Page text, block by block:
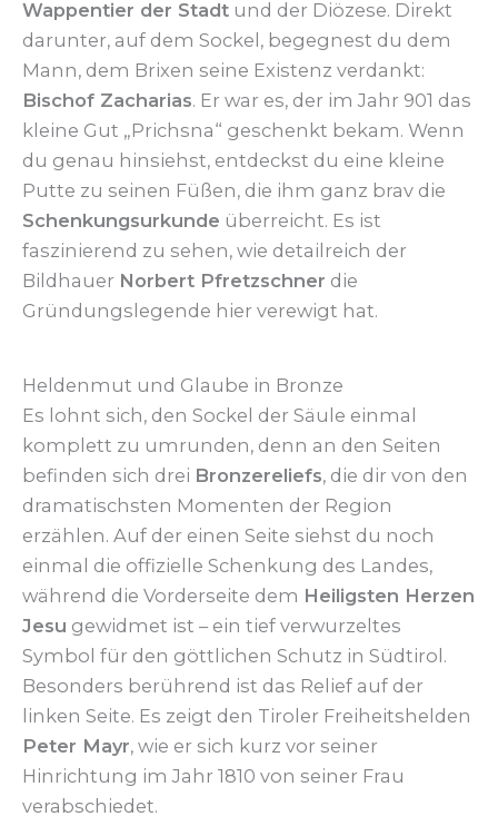
Wappentier der Stadt und der Diözese. Direkt
darunter, auf dem Sockel, begegnest du dem
Mann, dem Brixen seine Existenz verdankt:
Bischof Zacharias. Er war es, der im Jahr 901 das
kleine Gut „Prichsna“ geschenkt bekam. Wenn
du genau hinsiehst, entdeckst du eine kleine
Putte zu seinen Füßen, die ihm ganz brav die
Schenkungsurkunde überreicht. Es ist
faszinierend zu sehen, wie detailreich der
Bildhauer Norbert Pfretzschner die
Gründungslegende hier verewigt hat.
Heldenmut und Glaube in Bronze
Es lohnt sich, den Sockel der Säule einmal
komplett zu umrunden, denn an den Seiten
befinden sich drei Bronzereliefs, die dir von den
dramatischsten Momenten der Region
erzählen. Auf der einen Seite siehst du noch
einmal die offizielle Schenkung des Landes,
während die Vorderseite dem Heiligsten Herzen
Jesu gewidmet ist – ein tief verwurzeltes
Symbol für den göttlichen Schutz in Südtirol.
Besonders berührend ist das Relief auf der
linken Seite. Es zeigt den Tiroler Freiheitshelden
Peter Mayr, wie er sich kurz vor seiner
Hinrichtung im Jahr 1810 von seiner Frau
verabschiedet.